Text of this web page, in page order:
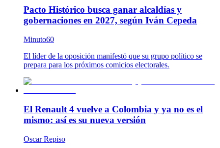
Pacto Histórico busca ganar alcaldías y
gobernaciones en 2027, según Iván Cepeda
Minuto60
El líder de la oposición manifestó que su grupo político se
prepara para los próximos comicios electorales.
El Renault 4 vuelve a Colombia y ya no es el
mismo: así es su nueva versión
Oscar Repiso